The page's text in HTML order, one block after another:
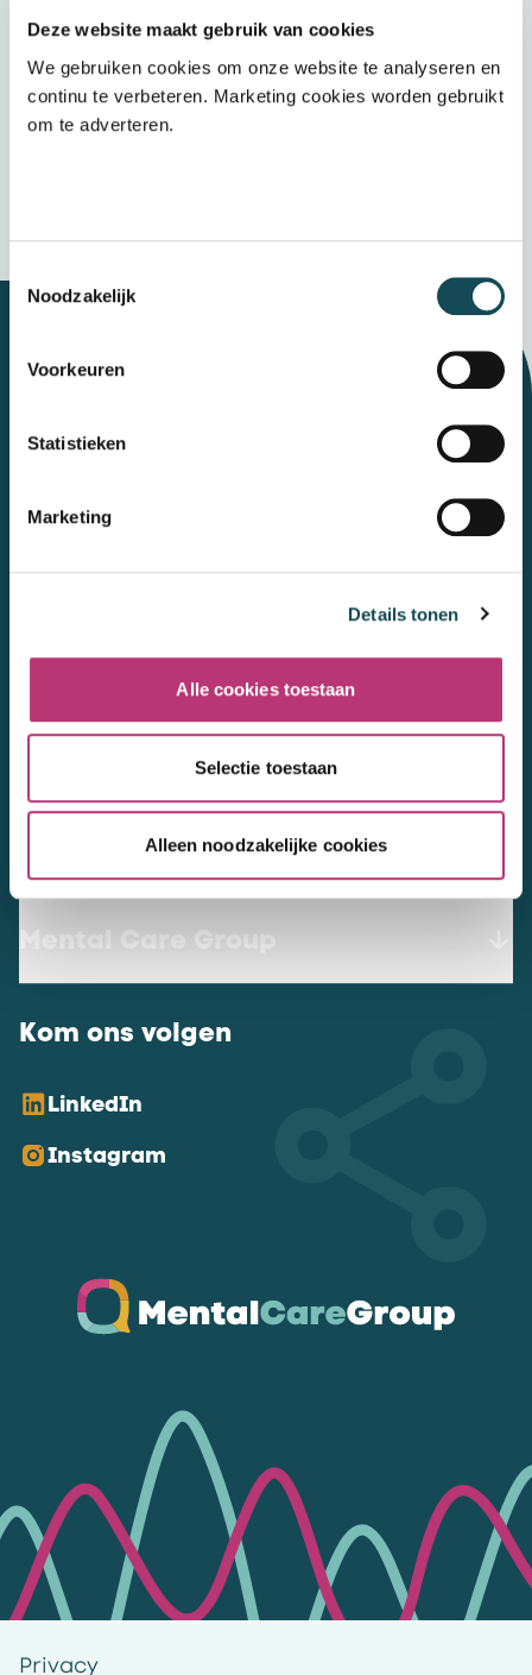
Deze website maakt gebruik van cookies
We gebruiken cookies om onze website te analyseren en
continu te verbeteren. Marketing cookies worden gebruikt
om te adverteren.
Noodzakelijk
Voorkeuren
Statistieken
Marketing
Details tonen
Alle cookies toestaan
Selectie toestaan
Alleen noodzakelijke cookies
Door op “verzenden” te klikken accepteert u
hetprivacybeleid
werkenbij@mentalcaregroup.nl
NL Mental Care Group B.V.:
Vacatures
Mental Care Group
Kom ons volgen
LinkedIn
Instagram
Privacy